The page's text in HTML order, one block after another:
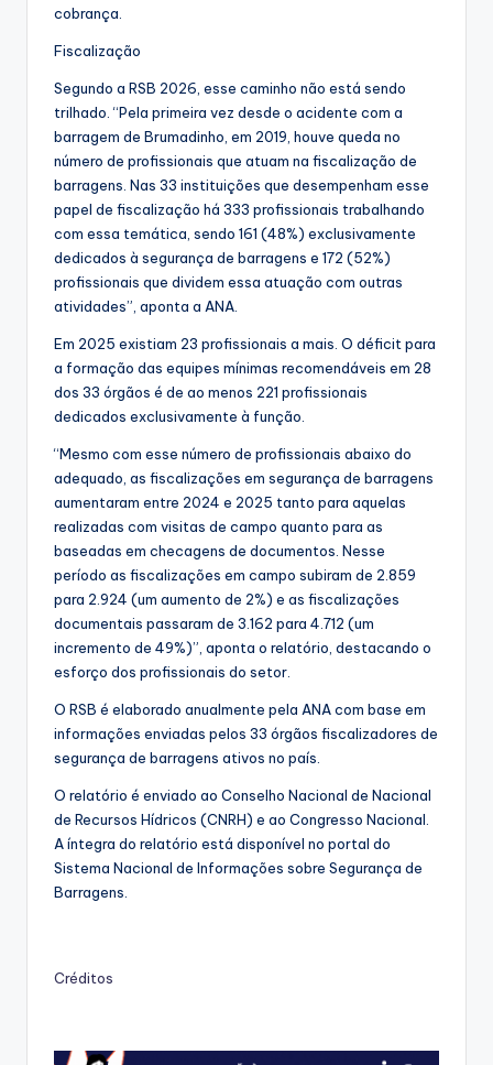
cobrança.
Fiscalização
Segundo a RSB 2026, esse caminho não está sendo
trilhado. “Pela primeira vez desde o acidente com a
barragem de Brumadinho, em 2019, houve queda no
número de profissionais que atuam na fiscalização de
barragens. Nas 33 instituições que desempenham esse
papel de fiscalização há 333 profissionais trabalhando
com essa temática, sendo 161 (48%) exclusivamente
dedicados à segurança de barragens e 172 (52%)
profissionais que dividem essa atuação com outras
atividades”, aponta a ANA.
Em 2025 existiam 23 profissionais a mais. O déficit para
a formação das equipes mínimas recomendáveis em 28
dos 33 órgãos é de ao menos 221 profissionais
dedicados exclusivamente à função.
“Mesmo com esse número de profissionais abaixo do
adequado, as fiscalizações em segurança de barragens
aumentaram entre 2024 e 2025 tanto para aquelas
realizadas com visitas de campo quanto para as
baseadas em checagens de documentos. Nesse
período as fiscalizações em campo subiram de 2.859
para 2.924 (um aumento de 2%) e as fiscalizações
documentais passaram de 3.162 para 4.712 (um
incremento de 49%)”, aponta o relatório, destacando o
esforço dos profissionais do setor.
O RSB é elaborado anualmente pela ANA com base em
informações enviadas pelos 33 órgãos fiscalizadores de
segurança de barragens ativos no país.
O relatório é enviado ao Conselho Nacional de Nacional
de Recursos Hídricos (CNRH) e ao Congresso Nacional.
A íntegra do relatório está disponível no portal do
Sistema Nacional de Informações sobre Segurança de
Barragens.
Créditos